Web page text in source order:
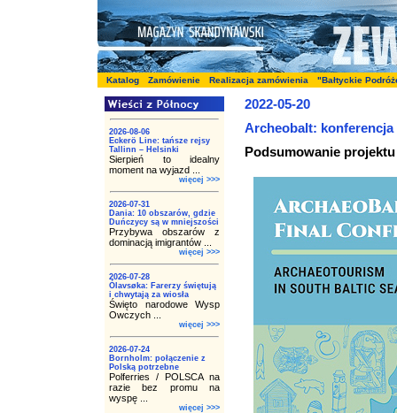
Katalog Zamówienie Realizacja zamówienia "Bałtyckie
2026-08-06
Eckerö Line: tańsze rejsy
Tallinn – Helsinki
Sierpień to idealny
moment na wyjazd ...
więcej >>>
2026-07-31
Dania: 10 obszarów, gdzie
Duńczycy są w mniejszości
Przybywa obszarów z
dominacją imigrantów ...
więcej >>>
2026-07-28
Ólavsøka: Farerzy świętują
i chwytają za wiosła
Święto narodowe Wysp
Owczych ...
więcej >>>
2026-07-24
Bornholm: połączenie z
Polską potrzebne
Polferries / POLSCA na
razie bez promu na
wyspę ...
więcej >>>
2022-05-20
Archeobalt: konferencja
Podsumowanie